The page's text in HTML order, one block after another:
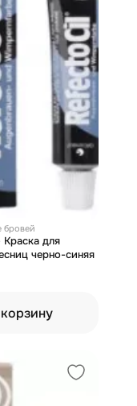
бровей
для
черно-синяя